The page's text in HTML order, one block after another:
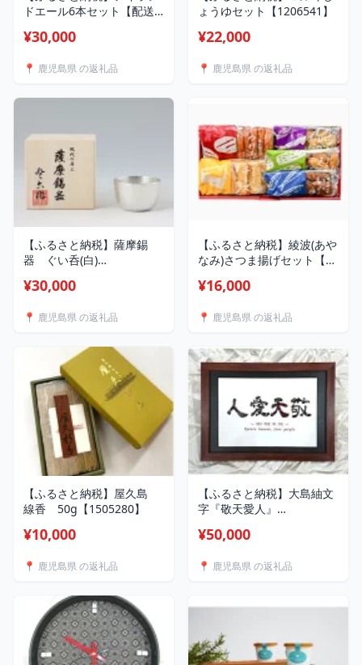
ドエール6本セット【配送
【1610901】
¥30,000
📍 鹿児島県 の返礼品
ょうゆセット【1206541】
¥22,000
📍 鹿児島県 の返礼品
【ふるさと納税】薩摩錫
器 ぐい呑(白)
¥30,000
📍 鹿児島県 の返礼品
【ふるさと納税】綾波(あや
なみ)さつま揚げセット【配
【1504539】
¥16,000
📍 鹿児島県 の返礼品
【ふるさと納税】屋久島
線香 50g【1505280】
¥10,000
📍 鹿児島県 の返礼品
【ふるさと納税】大島紬文
字『敬天愛人』
¥50,000
📍 鹿児島県 の返礼品